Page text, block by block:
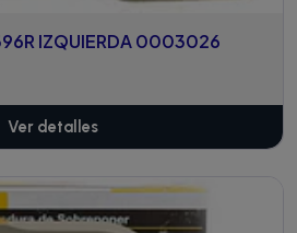
IZQUIERDA 0003026
Ver detalles